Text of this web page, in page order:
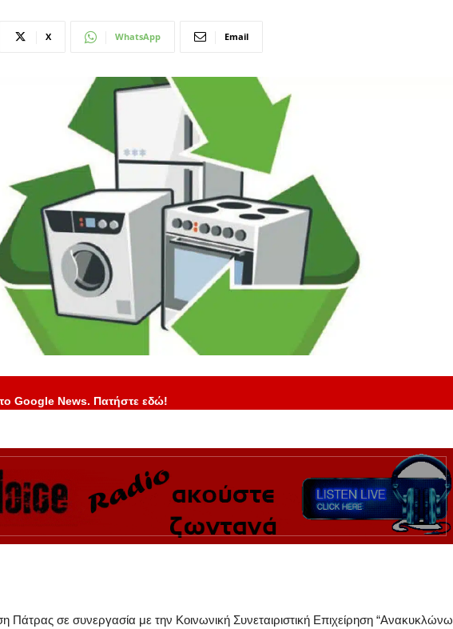
X WhatsApp Email
Google News. Πατήστε εδώ!
Πάτρας σε συνεργασία με την Κοινωνική Συνεταιριστική Επιχείρηση “Ανακυκλώνω